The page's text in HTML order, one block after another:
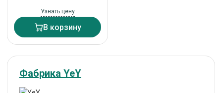
Узнать цену
В корзину
Фабрика YeY